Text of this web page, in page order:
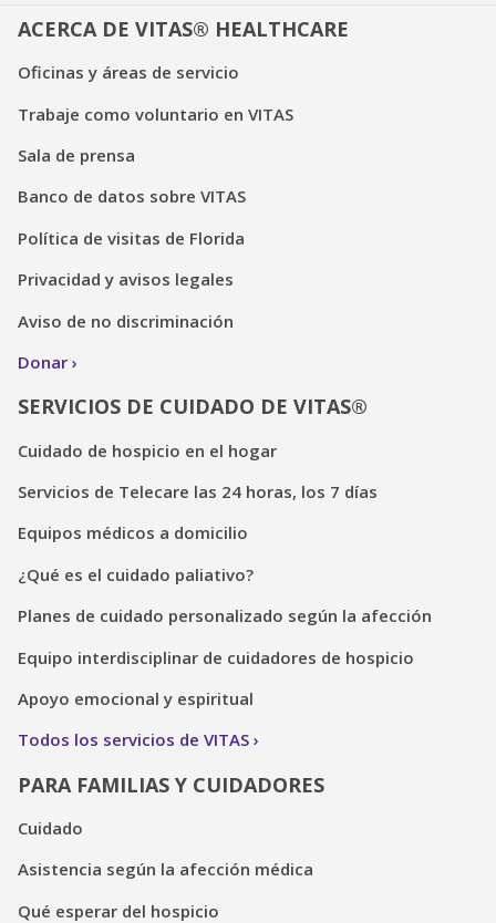
ACERCA DE VITAS® HEALTHCARE
Oficinas y áreas de servicio
Trabaje como voluntario en VITAS
Sala de prensa
Banco de datos sobre VITAS
Política de visitas de Florida
Privacidad y avisos legales
Aviso de no discriminación
Donar
SERVICIOS DE CUIDADO DE VITAS®
Cuidado de hospicio en el hogar
Servicios de Telecare las 24 horas, los 7 días
Equipos médicos a domicilio
¿Qué es el cuidado paliativo?
Planes de cuidado personalizado según la afección
Equipo interdisciplinar de cuidadores de hospicio
Apoyo emocional y espiritual
Todos los servicios de VITAS
PARA FAMILIAS Y CUIDADORES
Cuidado
Asistencia según la afección médica
Qué esperar del hospicio